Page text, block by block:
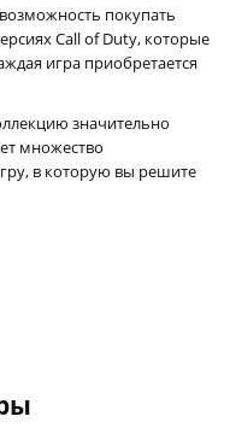
покупать
Call of Duty, которые
игра приобретается
значительно
множество
в которую вы решите